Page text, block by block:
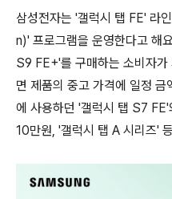
삼성전자는 '갤럭시 탭 FE' 라
n)' 프로그램을 운영한다고 해
S9 FE+'를 구매하는 소비자가
면 제품의 중고 가격에 일정
에 사용하던 '갤럭시 탭 S7
10만원, '갤럭시 탭 A 시리즈'